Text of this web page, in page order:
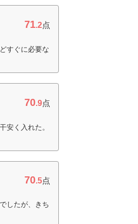
71.2点
すぐに必要な
70.9点
安く入れた。
70.5点
したが、きち